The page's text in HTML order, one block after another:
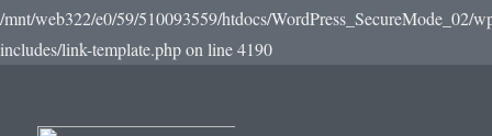
/mnt/web322/e0/59/510093559/htdocs/WordPress_SecureMode_02/
includes/link-template.php on line 4190